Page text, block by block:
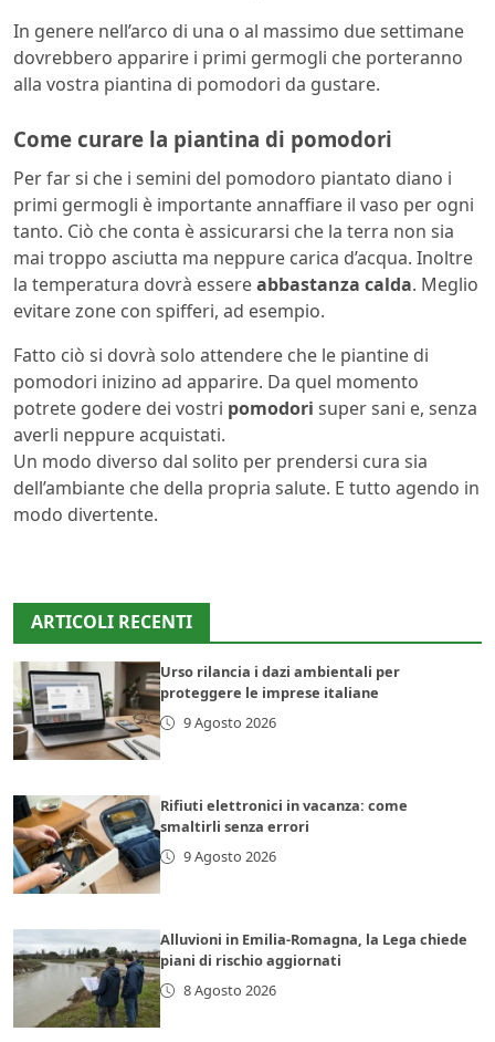
In genere nell’arco di una o al massimo due settimane
dovrebbero apparire i primi germogli che porteranno
alla vostra piantina di pomodori da gustare.
Come curare la piantina di pomodori
Per far si che i semini del pomodoro piantato diano i
primi germogli è importante annaffiare il vaso per ogni
tanto. Ciò che conta è assicurarsi che la terra non sia
mai troppo asciutta ma neppure carica d’acqua. Inoltre
la temperatura dovrà essereabbastanza calda. Meglio
evitare zone con spifferi, ad esempio.
Fatto ciò si dovrà solo attendere che le piantine di
pomodori inizino ad apparire. Da quel momento
potrete godere dei vostri pomodori super sani e, senza
averli neppure acquistati.
Un modo diverso dal solito per prendersi cura sia
dell’ambiante che della propria salute. E tutto agendo in
modo divertente.
ARTICOLI RECENTI
Urso rilancia i dazi ambientali per
proteggere le imprese italiane
9 Agosto 2026
Rifiuti elettronici in vacanza: come
smaltirli senza errori
9 Agosto 2026
Alluvioni in Emilia-Romagna, la Lega chiede
piani di rischio aggiornati
8 Agosto 2026